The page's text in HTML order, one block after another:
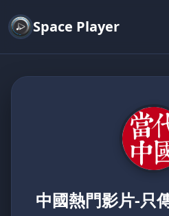
Space Player
中國熱門影片-只